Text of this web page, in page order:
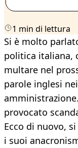
1 min di lettura
Si è molto
politica italiana,
multare nel
parole inglesi
provocato
Ecco di nuovo,
i suoi